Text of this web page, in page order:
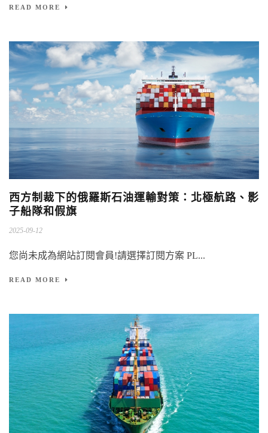
READ MORE
西方制裁下的俄羅斯石油運輸對策：北極航路、影
子船隊和假旗
2025-09-12
您尚未成為網站訂閱會員!請選擇訂閱方案 PL...
READ MORE